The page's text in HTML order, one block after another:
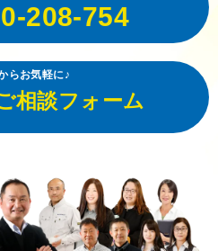
208-754
らお気軽に♪
相談フォーム